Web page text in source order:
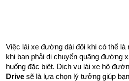
Việc lái xe đường dài đôi khi có thể
khi bạn phải di chuyển quãng đường
huống đặc biệt. Dịch vụ lái xe hộ
Drive sẽ là lựa chọn lý tưởng giúp